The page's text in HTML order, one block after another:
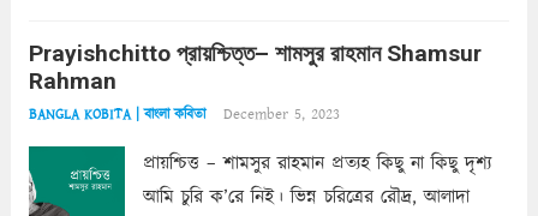
তার সুষমায় পার্থক্য অনেক। তোমাকে সুন্দরী বলা চলে,
Prayishchitto প্রায়শ্চিত্ত– শামসুর রাহমান Shamsur
Rahman
BANGLA KOBITA | বাংলা কবিতা December 5, 2023
প্রায়শ্চিত্ত – শামসুর রাহমান প্রত্যহ কিছু না কিছু দৃশ্য
আমি চুরি ক’রে নিই। ভিন্ন চরিত্রের রৌদ্র, আলাদা